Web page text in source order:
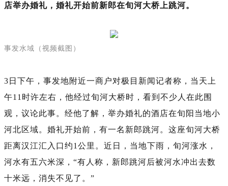
店举办婚礼，婚礼开始前新郎在旬河大桥上跳河。
事发水域（视频截图）
3日下午，事发地附近一商户对极目新闻记者称，当天上
午11时许左右，他经过旬河大桥时，看到不少人在此围
观，议论此事。经他了解，举办婚礼的酒店在旬阳当地小
河北区域。婚礼开始前，有一名新郎跳河。这座旬河大桥
距离汉江汇入口约1公里。近日，当地下雨，旬河涨水，
河水有五六米深，“有人称，新郎跳河后被河水冲出去数
十米远，消失不见了。”